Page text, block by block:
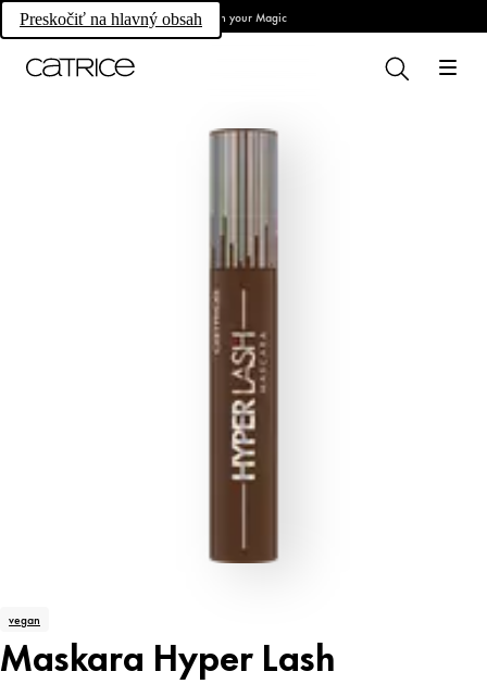
Preskočiť na hlavný obsahOwn your Magic
vegan
Maskara Hyper Lash